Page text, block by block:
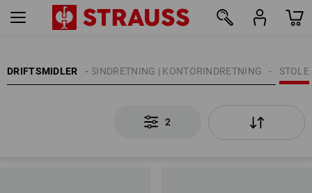
DRIFTSMIDLER STOLE
VÆRKSTEDSINDRETNING | KONTORINDRETNING
2
2